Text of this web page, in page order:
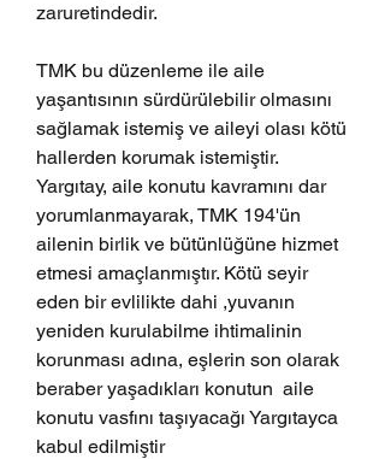
zaruretindedir.
TMK bu düzenleme ile aile
yaşantısının sürdürülebilir olmasını
sağlamak istemiş ve aileyi olası kötü
hallerden korumak istemiştir.
Yargıtay, aile konutu kavramını dar
yorumlanmayarak, TMK 194'ün
ailenin birlik ve bütünlüğüne hizmet
etmesi amaçlanmıştır. Kötü seyir
eden bir evlilikte dahi ,yuvanın
yeniden kurulabilme ihtimalinin
korunması adına, eşlerin son olarak
beraber yaşadıkları konutun  aile
konutu vasfını taşıyacağı Yargıtayca
kabul edilmiştir